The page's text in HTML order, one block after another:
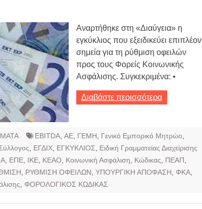
Αναρτήθηκε στη «Διαύγεια» η
εγκύκλιος που εξειδικεύει επιπλέον
σημεία για τη ρύθμιση οφειλών
προς τους Φορείς Κοινωνικής
Ασφάλισης. Συγκεκριμένα: •
Διαβάστε περισσότερα
EBITDA ΑΕ ΓΕΜΗ Γενικό Εμπορικό Μητρώο
ΕΓΔΙΧ ΕΓΚΥΚΛΙΟΣ
Ειδική Γραμματείας Διαχείρισης
ΕΠΕ ΙΚΕ ΚΕΑΟ Κοινωνική Ασφάλιση Κώδικας ΠΕΑΠ
ΡΥΘΜΙΣΗ ΟΦΕΙΛΩΝ ΥΠΟΥΡΓΙΚΗ ΑΠΟΦΑΣΗ ΦΚΑ
ΦΟΡΟΛΟΓΙΚΟΣ ΚΩΔΙΚΑΣ